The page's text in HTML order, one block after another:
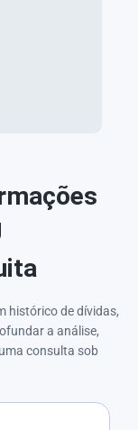
histórico de dívidas,
a análise,
consulta sob